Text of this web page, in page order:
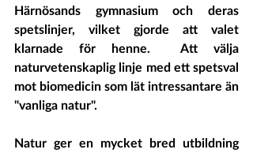
Härnösands gymnasium och deras
spetslinjer, vilket gjorde att valet
klarnade för henne.  Att välja
naturvetenskaplig linje med ett spetsval
mot biomedicin som lät intressantare än
"vanliga natur".
Natur ger en mycket bred utbildning